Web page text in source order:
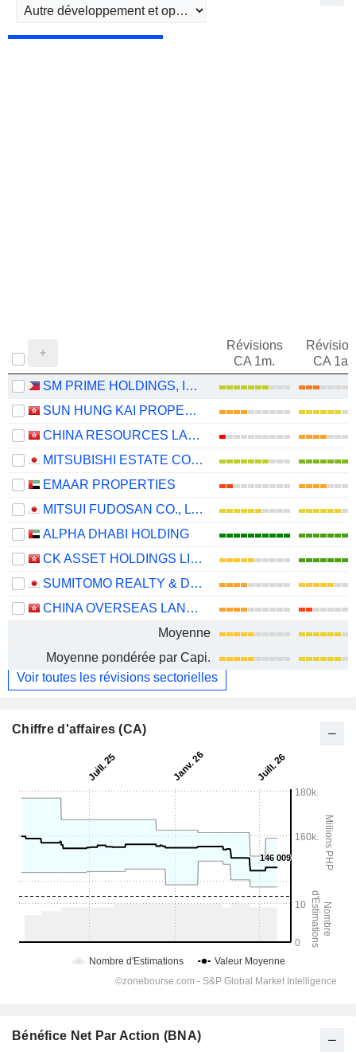
Révisions
CA 1m.
CA 1an
SM PRIME HOLDINGS, INC.
SUN HUNG KAI PROPERTIES LIMITED
CHINA RESOURCES LAND LIMITED
MITSUBISHI ESTATE CO., LTD.
EMAAR PROPERTIES
MITSUI FUDOSAN CO., LTD.
ALPHA DHABI HOLDING
CK ASSET HOLDINGS LIMITED
SUMITOMO REALTY & DEVELOPMENT CO., LTD.
CHINA OVERSEAS LAND & INVESTMENT LIMITED
Moyenne
Moyenne pondérée par Capi.
Voir toutes les révisions sectorielles
Chiffre d'affaires (CA)
Bénéfice Net Par Action (BNA)